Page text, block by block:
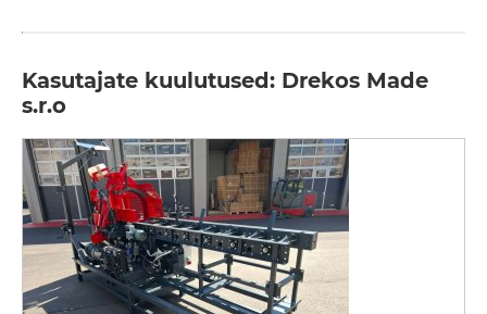
Kasutajate kuulutused: Drekos Made
s.r.o